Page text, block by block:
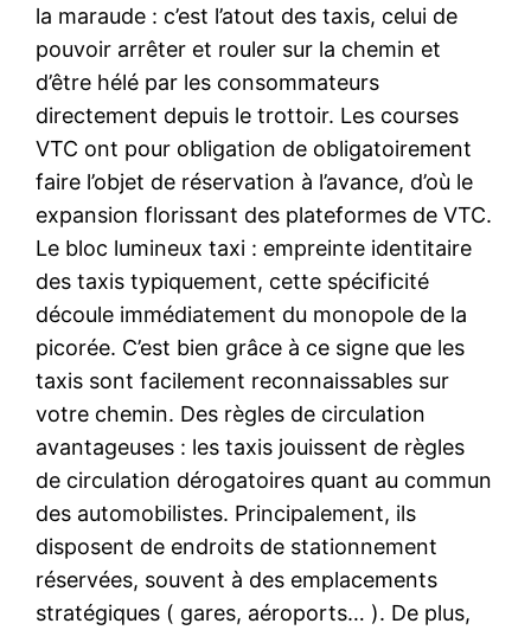
la maraude : c’est l’atout des taxis, celui de
pouvoir arrêter et rouler sur la chemin et
d’être hélé par les consommateurs
directement depuis le trottoir. Les courses
VTC ont pour obligation de obligatoirement
faire l’objet de réservation à l’avance, d’où le
expansion florissant des plateformes de VTC.
Le bloc lumineux taxi : empreinte identitaire
des taxis typiquement, cette spécificité
découle immédiatement du monopole de la
picorée. C’est bien grâce à ce signe que les
taxis sont facilement reconnaissables sur
votre chemin. Des règles de circulation
avantageuses : les taxis jouissent de règles
de circulation dérogatoires quant au commun
des automobilistes. Principalement, ils
disposent de endroits de stationnement
réservées, souvent à des emplacements
stratégiques ( gares, aéroports… ). De plus,